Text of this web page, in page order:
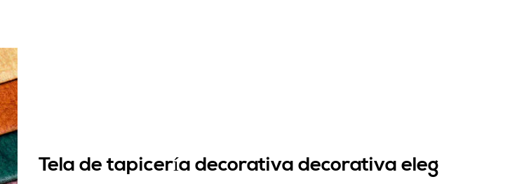
Tela de tapicería decorativa decorativa eleg